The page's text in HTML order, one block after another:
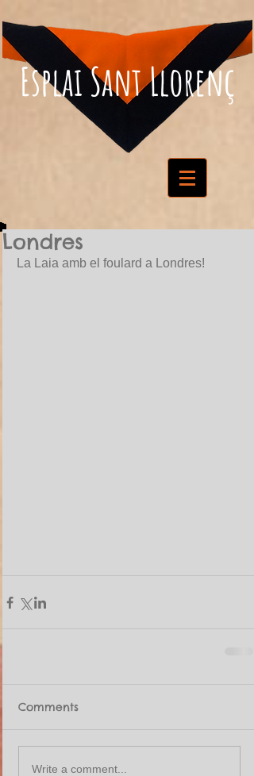
Esplai Sant Llorenç
Londres
La Laia amb el foulard a Londres!
Comments
Write a comment...